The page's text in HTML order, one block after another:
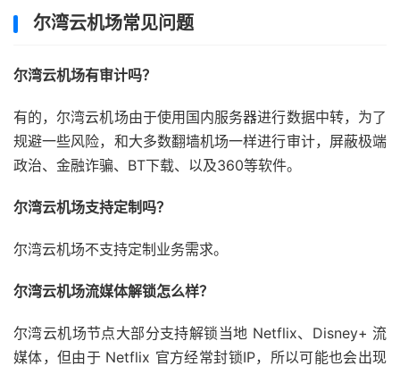
尔湾云机场常见问题
尔湾云机场有审计吗？
有的，尔湾云机场由于使用国内服务器进行数据中转，为了
规避一些风险，和大多数翻墙机场一样进行审计，屏蔽极端
政治、金融诈骗、BT下载、以及360等软件。
尔湾云机场支持定制吗？
尔湾云机场不支持定制业务需求。
尔湾云机场流媒体解锁怎么样？
尔湾云机场节点大部分支持解锁当地 Netflix、Disney+ 流
媒体，但由于 Netflix 官方经常封锁IP，所以可能也会出现